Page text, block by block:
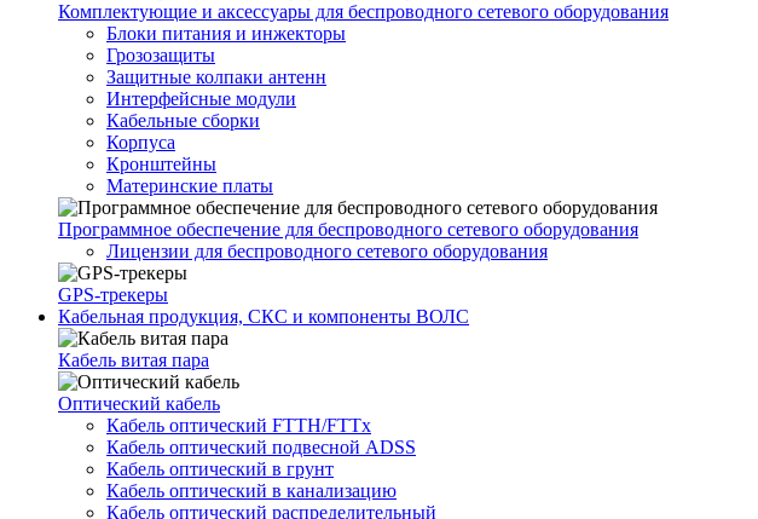
Комплектующие и аксессуары для беспроводного сетевого оборудования
Блоки питания и инжекторы
Грозозащиты
Защитные колпаки антенн
Интерфейсные модули
Кабельные сборки
Корпуса
Кронштейны
Материнские платы
Программное обеспечение для беспроводного сетевого оборудования
Лицензии для беспроводного сетевого оборудования
GPS-трекеры
Кабельная продукция, СКС и компоненты ВОЛС
Кабель витая пара
Оптический кабель
Кабель оптический FTTH/FTTx
Кабель оптический подвесной ADSS
Кабель оптический в грунт
Кабель оптический в канализацию
Кабель оптический распределительный